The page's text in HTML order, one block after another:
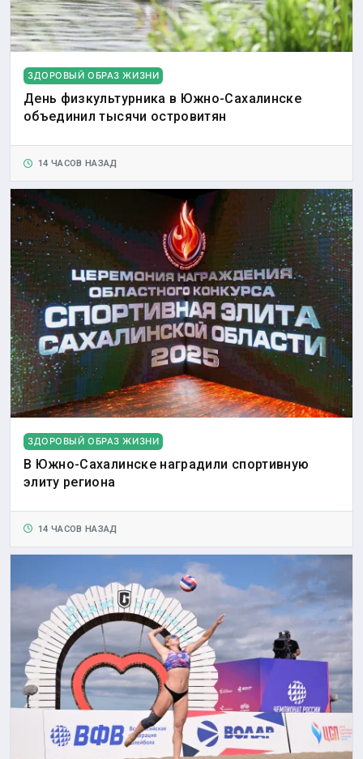
ЗДОРОВЫЙ ОБРАЗ ЖИЗНИ
День физкультурника в Южно-Сахалинске
объединил тысячи островитян
14 ЧАСОВ НАЗАД
ЗДОРОВЫЙ ОБРАЗ ЖИЗНИ
В Южно-Сахалинске наградили спортивную
элиту региона
14 ЧАСОВ НАЗАД